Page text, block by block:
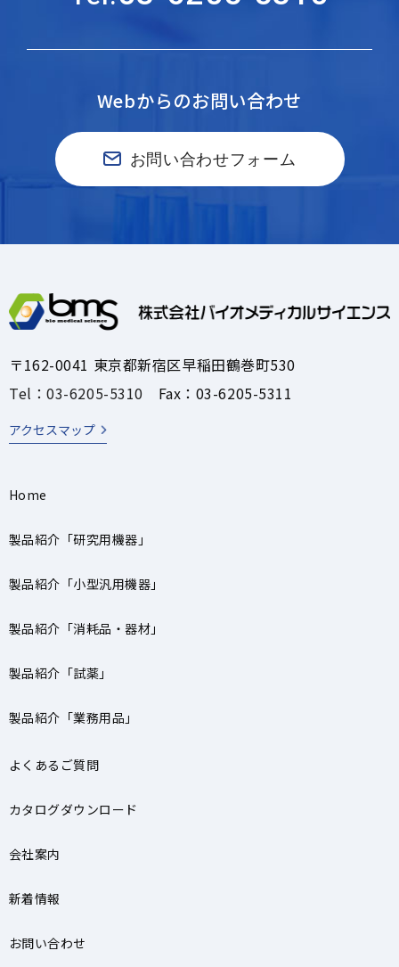
Webからのお問い合わせ
お問い合わせフォーム
〒162-0041 東京都新宿区早稲田鶴巻町530
Tel：03-6205-5310 Fax：03-6205-5311
アクセスマップ
Home
製品紹介「研究用機器」
製品紹介「小型汎用機器」
製品紹介「消耗品・器材」
製品紹介「試薬」
製品紹介「業務用品」
よくあるご質問
カタログダウンロード
会社案内
新着情報
お問い合わせ